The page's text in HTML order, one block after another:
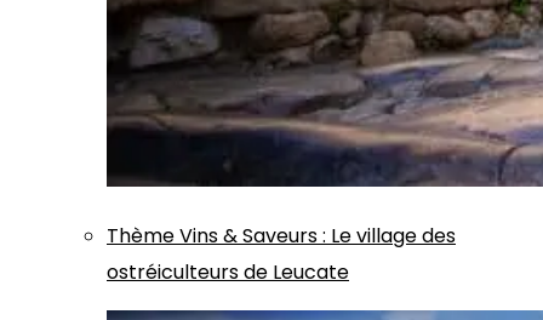
ThèmeVins & Saveurs: Le village des
ostréiculteurs de Leucate